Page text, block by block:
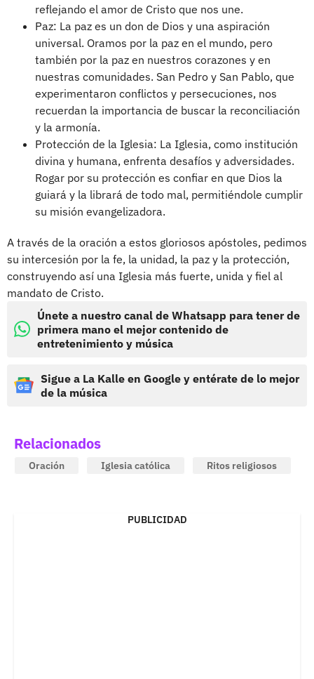
reflejando el amor de Cristo que nos une.
Paz: La paz es un don de Dios y una aspiración
universal. Oramos por la paz en el mundo, pero
también por la paz en nuestros corazones y en
nuestras comunidades. San Pedro y San Pablo, que
experimentaron conflictos y persecuciones, nos
recuerdan la importancia de buscar la reconciliación
y la armonía.
Protección de la Iglesia: La Iglesia, como institución
divina y humana, enfrenta desafíos y adversidades.
Rogar por su protección es confiar en que Dios la
guiará y la librará de todo mal, permitiéndole cumplir
su misión evangelizadora.
A través de la oración a estos gloriosos apóstoles, pedimos
su intercesión por la fe, la unidad, la paz y la protección,
construyendo así una Iglesia más fuerte, unida y fiel al
mandato de Cristo.
Únete a nuestro canal de Whatsapp para tener de
primera mano el mejor contenido de
entretenimiento y música
Sigue a La Kalle en Google y entérate de lo mejor
de la música
Relacionados
Oración Iglesia católica Ritos religiosos
PUBLICIDAD